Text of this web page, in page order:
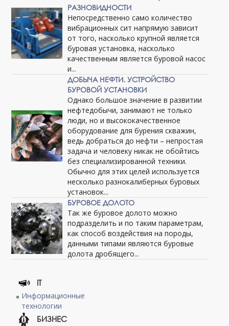
РАЗНОВИДНОСТИ
Непосредственно само количество
вибрационных сит напрямую зависит
от того, насколько крупной является
буровая установка, насколько
качественным является буровой насос
и...
ДОБЫЧА НЕФТИ. УСТРОЙСТВО
БУРОВОЙ УСТАНОВКИ
Однако большое значение в развитии
нефтедобычи, занимают не только
люди, но и высококачественное
оборудование для бурения скважин,
ведь добраться до нефти – непростая
задача и человеку никак не обойтись
без специализированной техники.
Обычно для этих целей используется
несколько разнокалиберных буровых
установок...
БУРОВОЕ ДОЛОТО
Так же буровое долото можно
подразделить и по таким параметрам,
как способ воздействия на породы,
данными типами являются буровые
долота дробящего...
IT
Информационные
технологии
БИЗНЕС